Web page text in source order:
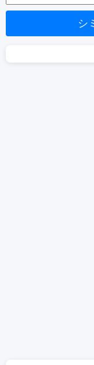
暴落の間隔（年）
暴落時のマイナス
シ